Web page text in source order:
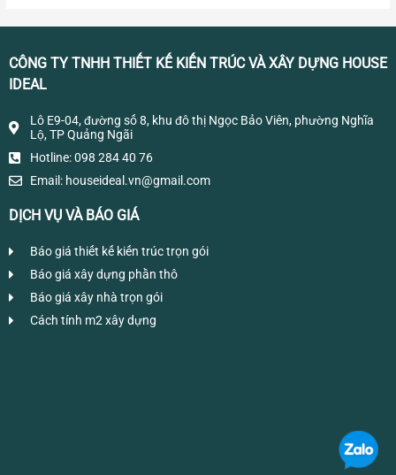
CÔNG TY TNHH THIẾT KẾ KIẾN TRÚC VÀ XÂY DỰNG HOUSE
IDEAL
Lô E9-04, đường số 8, khu đô thị Ngọc Bảo Viên, phường Nghĩa
Lộ, TP Quảng Ngãi
Hotline: 098 284 40 76
Email: houseideal.vn@gmail.com
DỊCH VỤ VÀ BÁO GIÁ
Báo giá thiết kế kiến trúc trọn gói
Báo giá xây dựng phần thô
Báo giá xây nhà trọn gói
Cách tính m2 xây dựng